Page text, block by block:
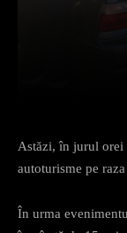
Astăzi, în jurul orei
autoturisme pe
În urma